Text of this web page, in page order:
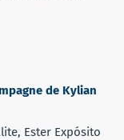
de Kylian
Ester Expósito